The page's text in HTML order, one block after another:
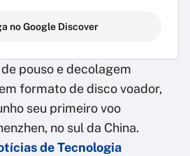
no Google Discover
pouso e decolagem
formato de disco voador,
seu primeiro voo
no sul da China.
de Tecnologia